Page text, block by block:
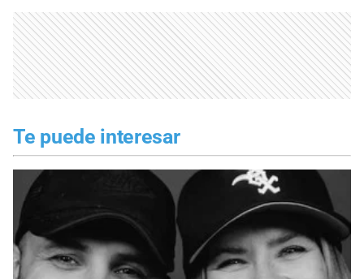
Te puede interesar